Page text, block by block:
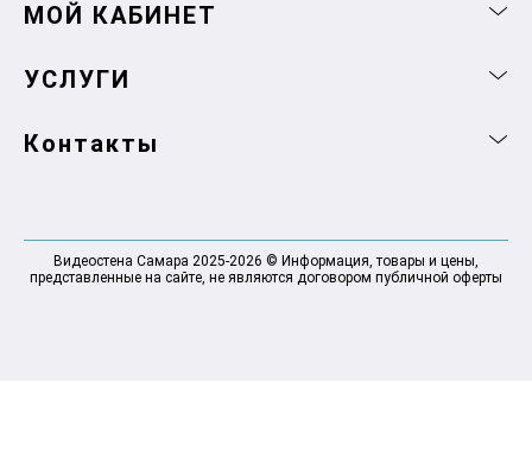
МОЙ КАБИНЕТ
УСЛУГИ
Контакты
Видеостена Самара 2025-2026 © Информация, товары и цены,
представленные на сайте, не являются договором публичной оферты